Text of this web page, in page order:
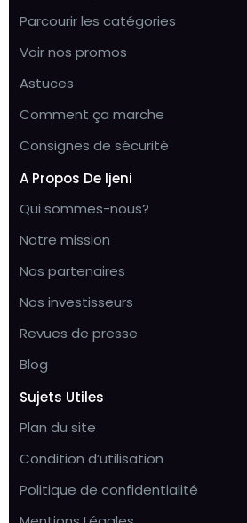
Parcourir les catégories
Voir nos promos
Astuces
Comment ça marche
Consignes de sécurité
A Propos De Ijeni
Qui sommes-nous?
Notre mission
Nos partenaires
Nos investisseurs
Revues de presse
Blog
Sujets Utiles
Plan du site
Condition d’utilisation
Politique de confidentialité